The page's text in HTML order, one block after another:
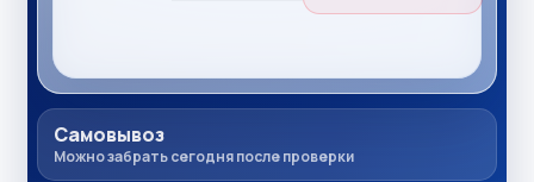
Самовывоз
Можно забрать сегодня после проверки